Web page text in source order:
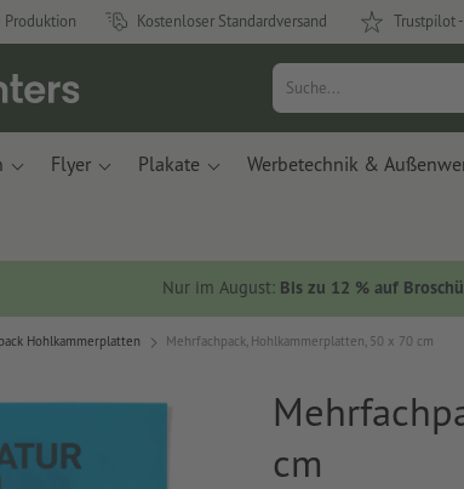
Produktion Kostenloser Standardversand Trustpilot
Flyer Plakate Werbetechnik &
Nur im August: Bis zu 12 % auf
Hohlkammerplatten Mehrfachpack, Hohlkammerplatten, 50 x 70 cm
cm